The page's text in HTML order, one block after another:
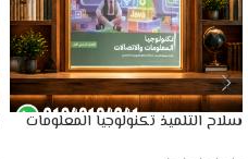
سلاح التلميذ تكنولوجيا المعلومات